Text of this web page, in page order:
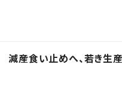
産食い止めへ、若き生